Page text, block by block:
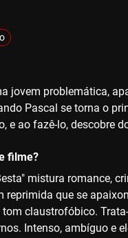
jovem problemática,
Pascal se torna o
e ao fazê-lo, descobre
filme?
mistura romance,
reprimida que se
claustrofóbico.
Intenso, ambíguo e